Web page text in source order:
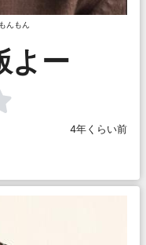
もんもん
よー
4年くらい前